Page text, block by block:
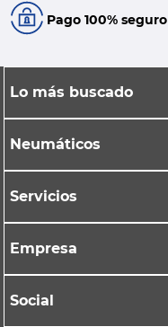
Pago 100% seguro
Lo más buscado
Neumáticos
Servicios
Empresa
Social